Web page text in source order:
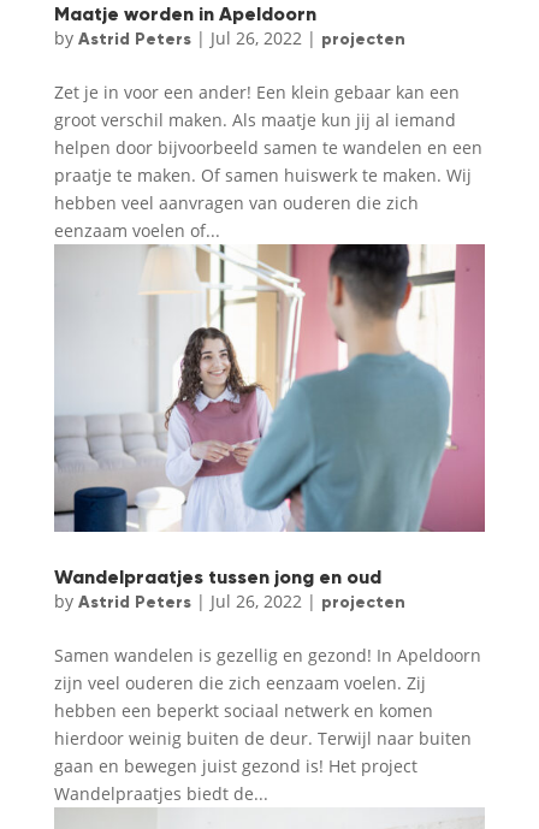
Maatje worden in Apeldoorn
by Astrid Peters| Jul 26, 2022| projecten
Zet je in voor een ander! Een klein gebaar kan een
groot verschil maken. Als maatje kun jij al iemand
helpen door bijvoorbeeld samen te wandelen en een
praatje te maken. Of samen huiswerk te maken. Wij
hebben veel aanvragen van ouderen die zich
eenzaam voelen of...
Wandelpraatjes tussen jong en oud
by Astrid Peters| Jul 26, 2022| projecten
Samen wandelen is gezellig en gezond! In Apeldoorn
zijn veel ouderen die zich eenzaam voelen. Zij
hebben een beperkt sociaal netwerk en komen
hierdoor weinig buiten de deur. Terwijl naar buiten
gaan en bewegen juist gezond is! Het project
Wandelpraatjes biedt de...